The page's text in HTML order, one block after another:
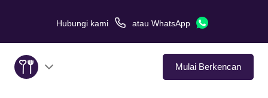
Hubungi kami atau WhatsApp
Mulai Berkencan